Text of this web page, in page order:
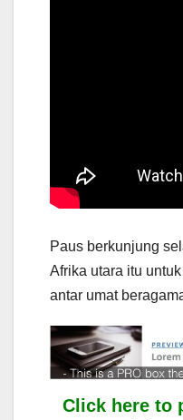
Paus berkunjung
Afrika utara itu
antar umat
Click here to